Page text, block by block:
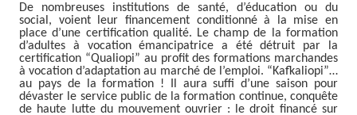
De nombreuses institutions de santé, d’éducation ou du
social, voient leur financement conditionné à la mise en
place d’une certification qualité. Le champ de la formation
d’adultes à vocation émancipatrice a été détruit par la
certification “Qualiopi” au profit des formations marchandes
à vocation d’adaptation au marché de l’emploi. “Kafkaliopi”…
au pays de la formation ! Il aura suffi d’une saison pour
dévaster le service public de la formation continue, conquête
de haute lutte du mouvement ouvrier : le droit financé sur